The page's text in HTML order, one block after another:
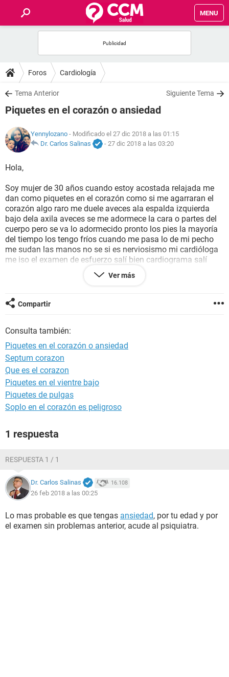
MENU
FOROS
SALUD
FAMILIA
NUTRICIÓN
BIENESTAR
SEXUALIDAD
GLOSARIO
Foros Cardiología
Tema Anterior Siguiente Tema
Piquetes en el corazón o ansiedad
Yennylozano - Modificado el 27 dic 2018 a las 01:15
Dr. Carlos Salinas
- 27 dic 2018 a las 03:20
Hola,
Soy mujer de 30 años cuando estoy acostada relajada me
dan como piquetes en el corazón como si me agarraran el
corazón algo raro me duele aveces ala espalda izquierda
bajo dela axila aveces se me adormece la cara o partes del
cuerpo pero se va lo adormecido pronto los pies la mayoría
del tiempo los tengo fríos cuando me pasa lo de mi pecho
me sudan las manos no se si es nerviosismo mi cardióloga
me iso el examen de esfuerzo salí bien cardiograma salí
bien monitor de 48 salí bien pero porque me pasa esto
entonces tengo reflujo... me espanta saver que puede ser
sonograms de mi seno .?
Ver más
Compartir
Consulta también:
Piquetes en el corazón o ansiedad
Septum corazon
Que es el corazon
Piquetes en el vientre bajo
Piquetes de pulgas
Soplo en el corazón es peligroso
1 respuesta
RESPUESTA 1 / 1
Dr. Carlos Salinas 16.108
26 feb 2018 a las 00:25
Lo mas probable es que tengas ansiedad, por tu edad y por
el examen sin problemas anterior, acude al psiquiatra.